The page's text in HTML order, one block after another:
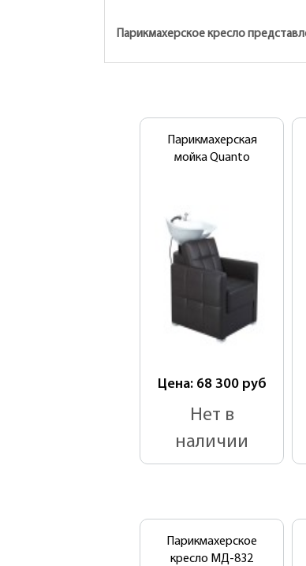
Парикмахерское кресло
Парикмахерская
мойка Quanto
Цена: 68 300 руб
Нет в
наличии
Парикмахерское
кресло МД-832